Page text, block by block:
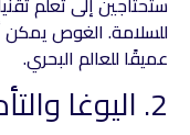
للسلامة. الغوص
عميقًا للعالم البحري.
2. اليوغا والتأمل